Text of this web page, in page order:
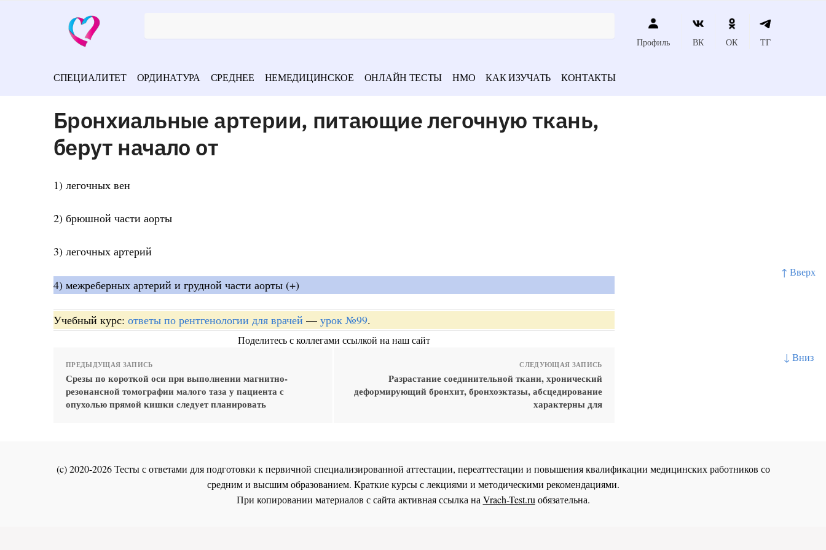
↑ Вверх
↓ Вниз
Профиль ВК ОК ТГ
СПЕЦИАЛИТЕТ ОРДИНАТУРА СРЕДНЕЕ НЕМЕДИЦИНСКОЕ ОНЛАЙН ТЕСТЫ НМО КАК ИЗУЧАТЬ КОНТАКТЫ
Бронхиальные артерии, питающие легочную ткань,
берут начало от
1) легочных вен
2) брюшной части аорты
3) легочных артерий
4) межреберных артерий и грудной части аорты (+)
Учебный курс: ответы по рентгенологии для врачей — урок №99.
Поделитесь с коллегами ссылкой на наш сайт
ПРЕДЫДУЩАЯ ЗАПИСЬ
Срезы по короткой оси при выполнении магнитно-
резонансной томографии малого таза у пациента с
опухолью прямой кишки следует планировать
СЛЕДУЮЩАЯ ЗАПИСЬ
Разрастание соединительной ткани, хронический
деформирующий бронхит, бронхоэктазы, абсцедирование
характерны для
(c) 2020-2026 Тесты с ответами для подготовки к первичной специализированной аттестации, переаттестации и повышения квалификации медицинских работников со
средним и высшим образованием. Краткие курсы с лекциями и методическими рекомендациями.
При копировании материалов с сайта активная ссылка наVrach-Test.ruобязательна.